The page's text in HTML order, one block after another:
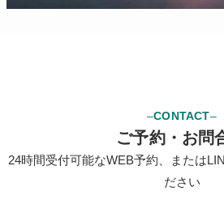
–CONTACT–
ご予約・お問
24時間受付可能なWEB予約、または
ださい